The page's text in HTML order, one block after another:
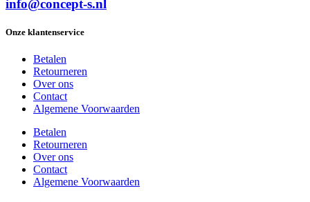
info@concept-s.nl
Onze klantenservice
Betalen
Retourneren
Over ons
Contact
Algemene Voorwaarden
Betalen
Retourneren
Over ons
Contact
Algemene Voorwaarden